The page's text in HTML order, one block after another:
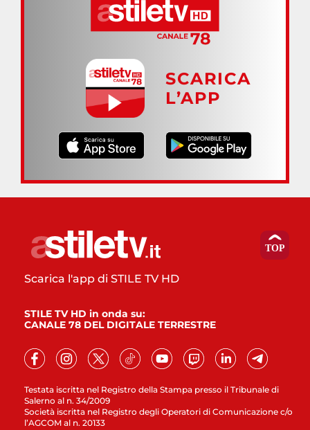
SCARICA
L’APP
Testata iscritta nel Registro della Stampa presso il Tribunale di
Salerno al n. 34/2009
Società iscritta nel Registro degli Operatori di Comunicazione c/o
l’AGCOM al n. 20133
Scarica l'app di STILE TV HD
STILE TV HD in onda su:
CANALE 78 DEL DIGITALE TERRESTRE